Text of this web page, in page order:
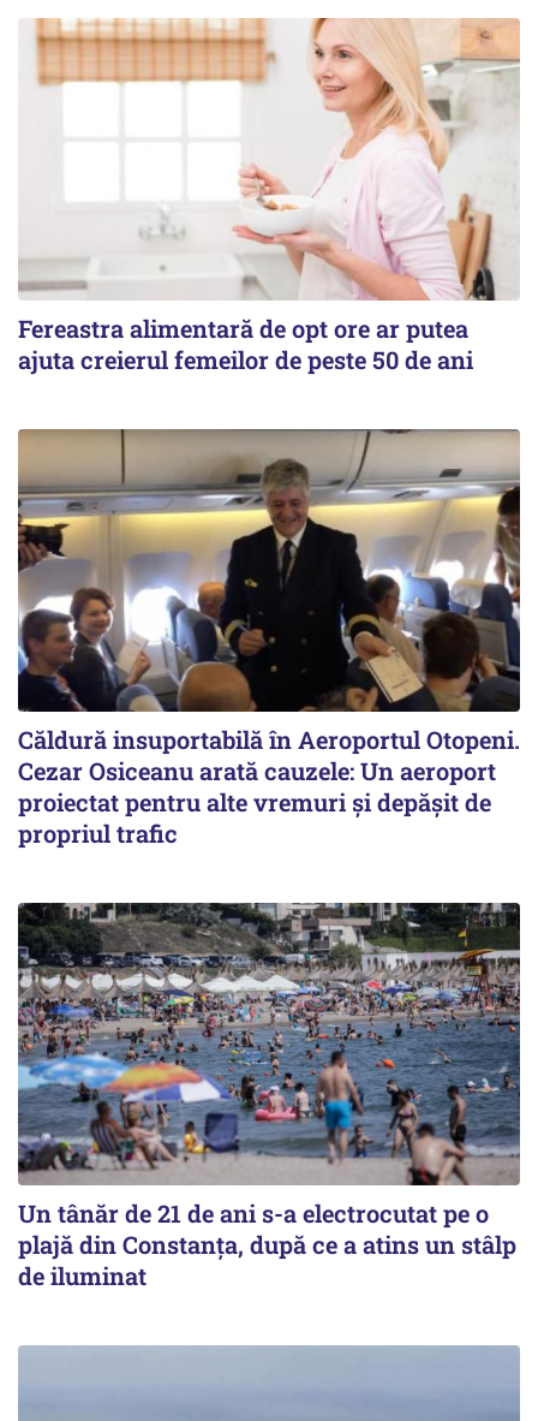
Fereastra alimentară de opt ore ar putea
ajuta creierul femeilor de peste 50 de ani
Căldură insuportabilă în Aeroportul Otopeni.
Cezar Osiceanu arată cauzele: Un aeroport
proiectat pentru alte vremuri și depășit de
propriul trafic
Un tânăr de 21 de ani s-a electrocutat pe o
plajă din Constanța, după ce a atins un stâlp
de iluminat